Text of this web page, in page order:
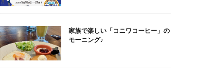
家族で楽しい「コニワコーヒー」の
モーニング♪